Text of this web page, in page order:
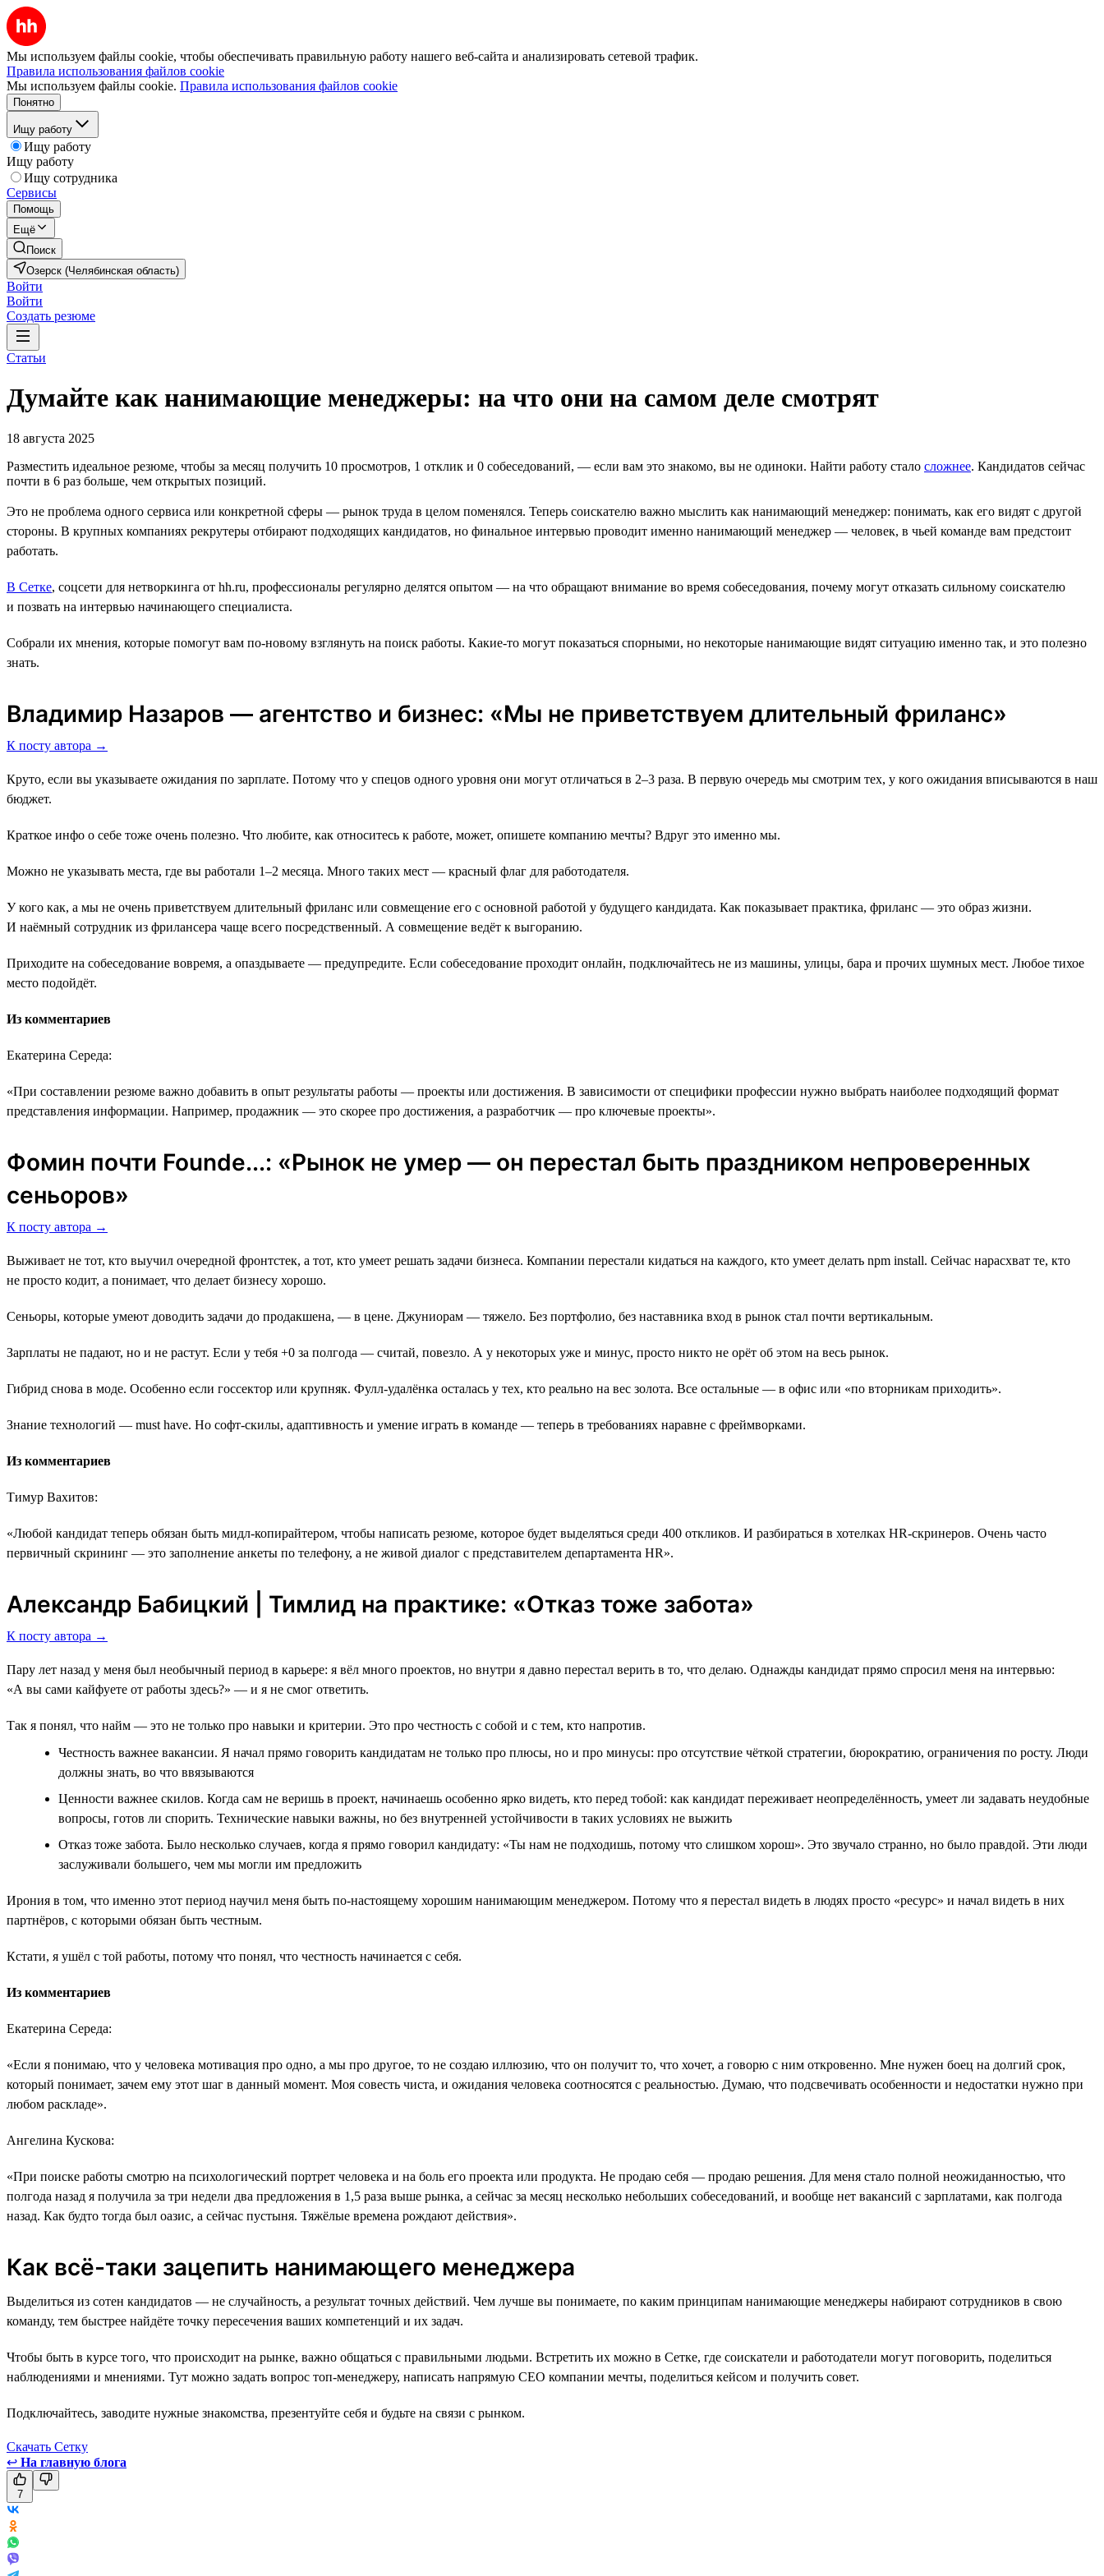
Мы используем файлы cookie, чтобы обеспечивать правильную работу нашего веб-сайта и анализировать сетевой трафик.
Правила использования файлов cookie
Мы используем файлы cookie. Правила использования файлов cookie
Понятно
Ищу работу
Ищу работу
Ищу работу
Ищу сотрудника
Сервисы
Помощь
Ещё
Поиск
Озерск (Челябинская область)
Войти
Войти
Создать резюме
Статьи
Думайте как нанимающие менеджеры: на что они на самом деле смотрят
18 августа 2025
Разместить идеальное резюме, чтобы за месяц получить 10 просмотров, 1 отклик и 0 собеседований, ― если вам это знакомо, вы не одиноки. Найти работу стало сложнее. Кандидатов сейчас
почти в 6 раз больше, чем открытых позиций.
Это не проблема одного сервиса или конкретной сферы — рынок труда в целом поменялся. Теперь соискателю важно мыслить как нанимающий менеджер: понимать, как его видят с другой
стороны. В крупных компаниях рекрутеры отбирают подходящих кандидатов, но финальное интервью проводит именно нанимающий менеджер ― человек, в чьей команде вам предстоит
работать.
В Сетке, соцсети для нетворкинга от hh.ru, профессионалы регулярно делятся опытом — на что обращают внимание во время собеседования, почему могут отказать сильному соискателю
и позвать на интервью начинающего специалиста.
Собрали их мнения, которые помогут вам по-новому взглянуть на поиск работы. Какие-то могут показаться спорными, но некоторые нанимающие видят ситуацию именно так, и это полезно
знать.
Владимир Назаров — агентство и бизнес: «Мы не приветствуем длительный фриланс»
К посту автора →
Круто, если вы указываете ожидания по зарплате. Потому что у спецов одного уровня они могут отличаться в 2–3 раза. В первую очередь мы смотрим тех, у кого ожидания вписываются в наш
бюджет.
Краткое инфо о себе тоже очень полезно. Что любите, как относитесь к работе, может, опишете компанию мечты? Вдруг это именно мы.
Можно не указывать места, где вы работали 1–2 месяца. Много таких мест ― красный флаг для работодателя.
У кого как, а мы не очень приветствуем длительный фриланс или совмещение его с основной работой у будущего кандидата. Как показывает практика, фриланс ― это образ жизни.
И наёмный сотрудник из фрилансера чаще всего посредственный. А совмещение ведёт к выгоранию.
Приходите на собеседование вовремя, а опаздываете ― предупредите. Если собеседование проходит онлайн, подключайтесь не из машины, улицы, бара и прочих шумных мест. Любое тихое
место подойдёт.
Из комментариев
Екатерина Середа:
«При составлении резюме важно добавить в опыт результаты работы ― проекты или достижения. В зависимости от специфики профессии нужно выбрать наиболее подходящий формат
представления информации. Например, продажник ― это скорее про достижения, а разработчик ― про ключевые проекты».
Фомин почти Founde...: «Рынок не умер ― он перестал быть праздником непроверенных
сеньоров»
К посту автора →
Выживает не тот, кто выучил очередной фронтстек, а тот, кто умеет решать задачи бизнеса. Компании перестали кидаться на каждого, кто умеет делать npm install. Сейчас нарасхват те, кто
не просто кодит, а понимает, что делает бизнесу хорошо.
Сеньоры, которые умеют доводить задачи до продакшена, — в цене. Джуниорам — тяжело. Без портфолио, без наставника вход в рынок стал почти вертикальным.
Зарплаты не падают, но и не растут. Если у тебя +0 за полгода — считай, повезло. А у некоторых уже и минус, просто никто не орёт об этом на весь рынок.
Гибрид снова в моде. Особенно если госсектор или крупняк. Фулл-удалёнка осталась у тех, кто реально на вес золота. Все остальные — в офис или «по вторникам приходить».
Знание технологий — must have. Но софт-скилы, адаптивность и умение играть в команде — теперь в требованиях наравне с фреймворками.
Из комментариев
Тимур Вахитов:
«Любой кандидат теперь обязан быть мидл-копирайтером, чтобы написать резюме, которое будет выделяться среди 400 откликов. И разбираться в хотелках HR-скринеров. Очень часто
первичный скрининг ― это заполнение анкеты по телефону, а не живой диалог с представителем департамента HR».
Александр Бабицкий | Тимлид на практике: «Отказ тоже забота»
К посту автора →
Пару лет назад у меня был необычный период в карьере: я вёл много проектов, но внутри я давно перестал верить в то, что делаю. Однажды кандидат прямо спросил меня на интервью:
«А вы сами кайфуете от работы здесь?» — и я не смог ответить.
Так я понял, что найм — это не только про навыки и критерии. Это про честность с собой и с тем, кто напротив.
Честность важнее вакансии. Я начал прямо говорить кандидатам не только про плюсы, но и про минусы: про отсутствие чёткой стратегии, бюрократию, ограничения по росту. Люди
должны знать, во что ввязываются
Ценности важнее скилов. Когда сам не веришь в проект, начинаешь особенно ярко видеть, кто перед тобой: как кандидат переживает неопределённость, умеет ли задавать неудобные
вопросы, готов ли спорить. Технические навыки важны, но без внутренней устойчивости в таких условиях не выжить
Отказ тоже забота. Было несколько случаев, когда я прямо говорил кандидату: «Ты нам не подходишь, потому что слишком хорош». Это звучало странно, но было правдой. Эти люди
заслуживали большего, чем мы могли им предложить
Ирония в том, что именно этот период научил меня быть по-настоящему хорошим нанимающим менеджером. Потому что я перестал видеть в людях просто «ресурс» и начал видеть в них
партнёров, с которыми обязан быть честным.
Кстати, я ушёл с той работы, потому что понял, что честность начинается с себя.
Из комментариев
Екатерина Середа:
«Если я понимаю, что у человека мотивация про одно, а мы про другое, то не создаю иллюзию, что он получит то, что хочет, а говорю с ним откровенно. Мне нужен боец на долгий срок,
который понимает, зачем ему этот шаг в данный момент. Моя совесть чиста, и ожидания человека соотносятся с реальностью. Думаю, что подсвечивать особенности и недостатки нужно при
любом раскладе».
Ангелина Кускова:
«При поиске работы смотрю на психологический портрет человека и на боль его проекта или продукта. Не продаю себя ― продаю решения. Для меня стало полной неожиданностью, что
полгода назад я получила за три недели два предложения в 1,5 раза выше рынка, а сейчас за месяц несколько небольших собеседований, и вообще нет вакансий с зарплатами, как полгода
назад. Как будто тогда был оазис, а сейчас пустыня. Тяжёлые времена рождают действия».
Как всё-таки зацепить нанимающего менеджера
Выделиться из сотен кандидатов — не случайность, а результат точных действий. Чем лучше вы понимаете, по каким принципам нанимающие менеджеры набирают сотрудников в свою
команду, тем быстрее найдёте точку пересечения ваших компетенций и их задач.
Чтобы быть в курсе того, что происходит на рынке, важно общаться с правильными людьми. Встретить их можно в Сетке, где соискатели и работодатели могут поговорить, поделиться
наблюдениями и мнениями. Тут можно задать вопрос топ-менеджеру, написать напрямую СЕО компании мечты, поделиться кейсом и получить совет.
Подключайтесь, заводите нужные знакомства, презентуйте себя и будьте на связи с рынком.
Скачать Сетку
↩ На главную блога
7